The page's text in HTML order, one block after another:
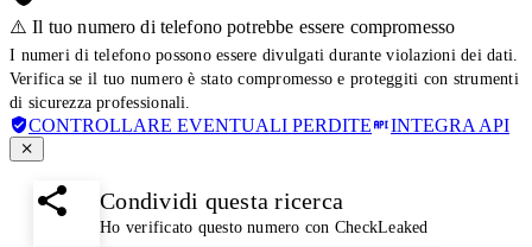
⚠️ Il tuo numero di telefono potrebbe essere compromesso
I numeri di telefono possono essere divulgati durante violazioni dei dati.
Verifica se il tuo numero è stato compromesso e proteggiti con strumenti
di sicurezza professionali.
CONTROLLARE EVENTUALI PERDITE INTEGRA API
Condividi questa ricerca
Ho verificato questo numero con CheckLeaked